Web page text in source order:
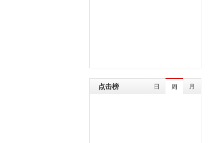
点击榜 日 周 月